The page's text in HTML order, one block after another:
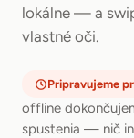
lokálne — a
vlastné oči.
Pripravujeme
offline
spustenia — nič